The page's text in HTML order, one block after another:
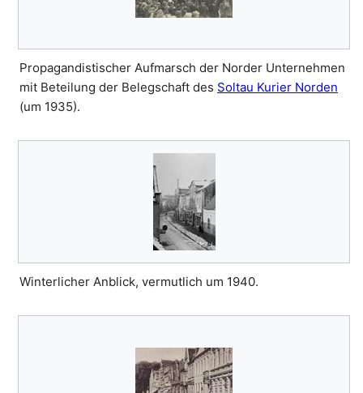
Propagandistischer Aufmarsch der Norder Unternehmen
mit Beteilung der Belegschaft des Soltau Kurier Norden
(um 1935).
Winterlicher Anblick, vermutlich um 1940.